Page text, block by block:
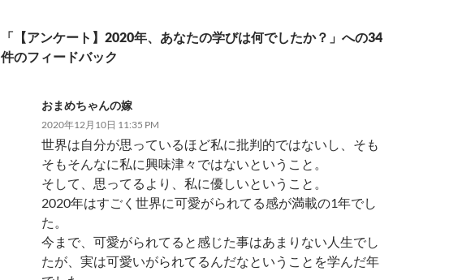
ー
シ
「【アンケート】2020年、あなたの学びは何でしたか？」への34
件のフィードバック
おまめちゃんの嫁
2020年12月10日 11:35 PM
世界は自分が思っているほど私に批判的ではないし、そも
そもそんなに私に興味津々ではないということ。
そして、思ってるより、私に優しいということ。
2020年はすごく世界に可愛がられてる感が満載の1年でし
た。
今まで、可愛がられてると感じた事はあまりない人生でし
たが、実は可愛いがられてるんだなということを学んだ年